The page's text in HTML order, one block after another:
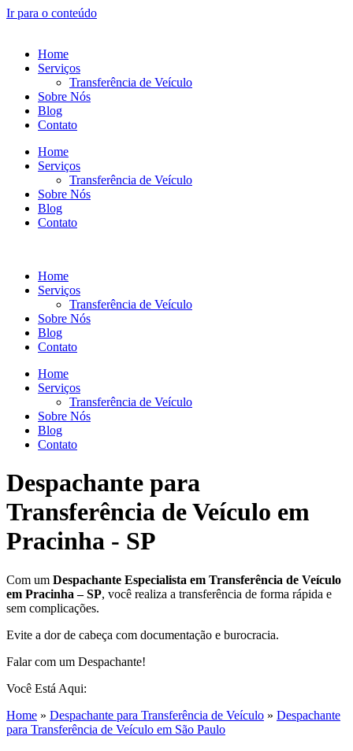
Ir para o conteúdo
Home
Serviços
Transferência de Veículo
Sobre Nós
Blog
Contato
Home
Serviços
Transferência de Veículo
Sobre Nós
Blog
Contato
Home
Serviços
Transferência de Veículo
Sobre Nós
Blog
Contato
Home
Serviços
Transferência de Veículo
Sobre Nós
Blog
Contato
Despachante para
Transferência de Veículo em
Pracinha - SP
Com um Despachante Especialista em Transferência de Veículo
em Pracinha – SP, você realiza a transferência de forma rápida e
sem complicações.
Evite a dor de cabeça com documentação e burocracia.
Falar com um Despachante!
Você Está Aqui:
Home » Despachante para Transferência de Veículo » Despachante
para Transferência de Veículo em São Paulo